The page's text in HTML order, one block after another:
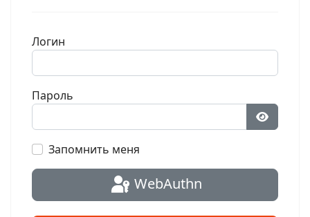
Логин
Пароль
Запомнить меня
WebAuthn